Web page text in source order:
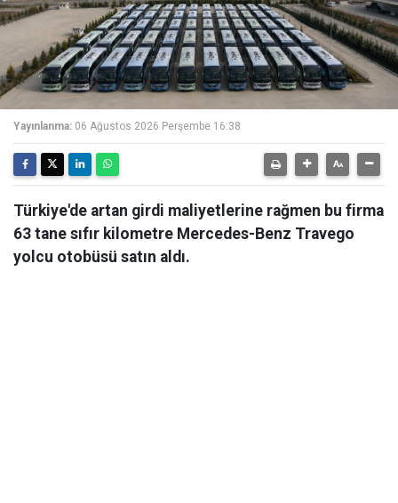
Yayınlanma: 06 Ağustos 2026 Perşembe 16:38
Türkiye'de artan girdi maliyetlerine rağmen bu firma
63 tane sıfır kilometre Mercedes-Benz Travego
yolcu otobüsü satın aldı.